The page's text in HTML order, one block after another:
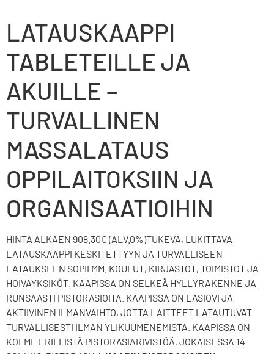
LATAUSKAAPPI
TABLETEILLE JA
AKUILLE –
TURVALLINEN
MASSALATAUS
OPPILAITOKSIIN JA
ORGANISAATIOIHIN
HINTA ALKAEN 908.30€ (ALV.0%)TUKEVA, LUKITTAVA
LATAUSKAAPPI KESKITETTYYN JA TURVALLISEEN
LATAUKSEEN SOPII MM. KOULUT, KIRJASTOT, TOIMISTOT JA
HOIVAYKSIKÖT. KAAPISSA ON SELKEÄ HYLLYRAKENNE JA
RUNSAASTI PISTORASIOITA. KAAPISSA ON LASIOVI JA
AKTIIVINEN ILMANVAIHTO, JOTTA LAITTEET LATAUTUVAT
TURVALLISESTI ILMAN YLIKUUMENEMISTA. KAAPISSA ON
KOLME ERILLISTÄ PISTORASIARIVISTÖÄ, JOKAISESSA 14